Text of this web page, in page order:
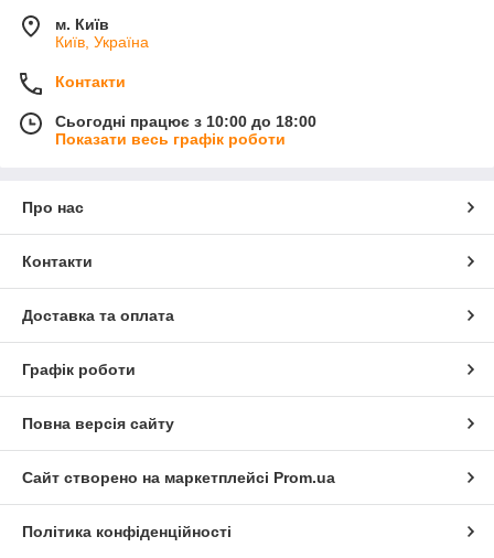
м. Київ
Київ, Україна
Контакти
Сьогодні працює з 10:00 до 18:00
Показати весь графік роботи
Про нас
Контакти
Доставка та оплата
Графік роботи
Повна версія сайту
Сайт створено на маркетплейсі Prom.ua
Політика конфіденційності